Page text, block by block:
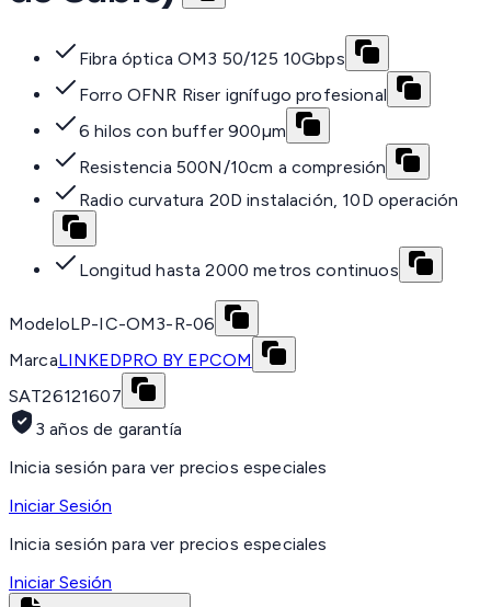
Fibra óptica OM3 50/125 10Gbps
Forro OFNR Riser ignífugo profesional
6 hilos con buffer 900µm
Resistencia 500N/10cm a compresión
Radio curvatura 20D instalación, 10D operación
Longitud hasta 2000 metros continuos
ModeloLP-IC-OM3-R-06
MarcaLINKEDPRO BY EPCOM
SAT26121607
3 años de garantía
Inicia sesión para ver precios especiales
Iniciar Sesión
Inicia sesión para ver precios especiales
Iniciar Sesión